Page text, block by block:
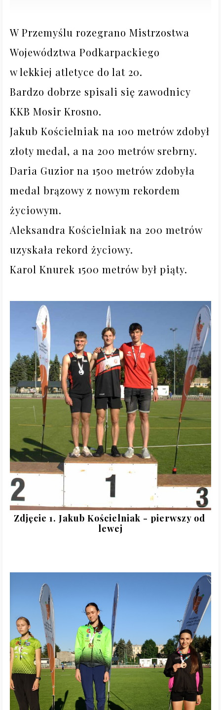
W Przemyślu rozegrano Mistrzostwa
Województwa Podkarpackiego
w lekkiej atletyce do lat 20.
Bardzo dobrze spisali się zawodnicy
KKB Mosir Krosno.
Jakub Kościelniak na 100 metrów zdobył
złoty medal, a na 200 metrów srebrny.
Daria Guzior na 1500 metrów zdobyła
medal brązowy z nowym rekordem
życiowym.
Aleksandra Kościelniak na 200 metrów
uzyskała rekord życiowy.
Zdjęcie 1. Jakub Kościelniak - pierwszy od
lewej